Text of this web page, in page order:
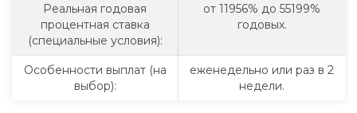
Реальная годовая
процентная ставка
(специальные условия):
от 11956% до 55199%
годовых.
Особенности выплат (на
выбор):
еженедельно или раз в 2
недели.